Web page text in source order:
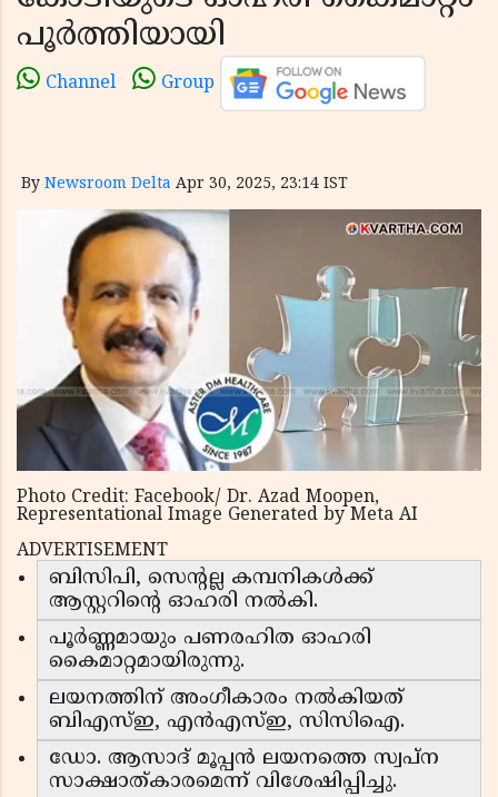
പൂർത്തിയായി
Channel Group
By Newsroom Delta Apr 30, 2025, 23:14 IST
Photo Credit: Facebook/ Dr. Azad Moopen,
Representational Image Generated by Meta AI
ADVERTISEMENT
ബിസിപി, സെന്റല്ല കമ്പനികൾക്ക്
ആസ്റ്ററിൻ്റെ ഓഹരി നൽകി.
പൂർണ്ണമായും പണരഹിത ഓഹരി
കൈമാറ്റമായിരുന്നു.
ലയനത്തിന് അംഗീകാരം നൽകിയത്
ബിഎസ്ഇ, എൻഎസ്ഇ, സിസിഐ.
ഡോ. ആസാദ് മൂപ്പൻ ലയനത്തെ സ്വപ്ന
സാക്ഷാത്കാരമെന്ന് വിശേഷിപ്പിച്ചു.